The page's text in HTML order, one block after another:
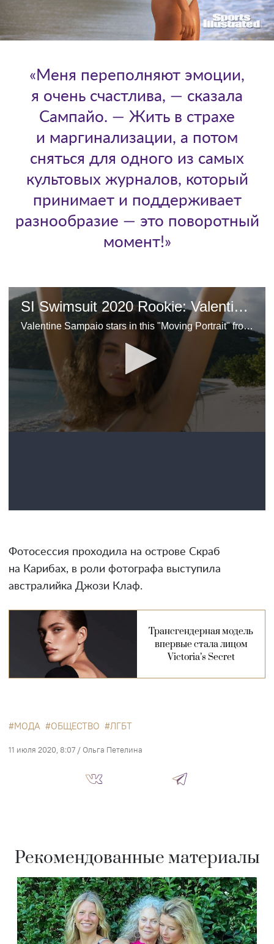
«Меня переполняют эмоции,
я очень счастлива, — сказала
Сампайо. — Жить в страхе
и маргинализации, а потом
сняться для одного из самых
культовых журналов, который
принимает и поддерживает
разнообразие — это поворотный
момент!»
Фотосессия проходила на острове Скраб
на Карибах, в роли фотографа выступила
австралийка Джози Клаф.
Трансгендерная модель
впервые стала лицом
Victoria’s Secret
МОДА ОБЩЕСТВО ЛГБТ
11 июля 2020, 8:07 / Ольга Петелина
Рекомендованные материалы